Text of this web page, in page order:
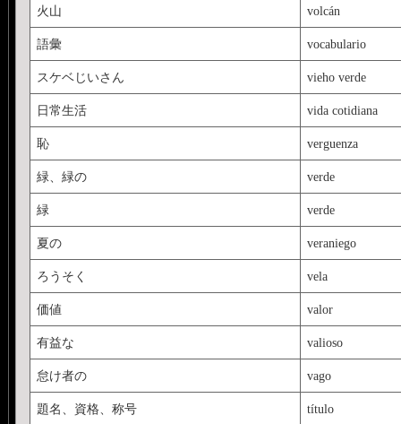
火山 volcán
語彙 vocabulario
スケベじいさん vieho verde
日常生活 vida cotidiana
恥 verguenza
緑、緑の verde
緑 verde
夏の veraniego
ろうそく vela
価値 valor
有益な valioso
怠け者の vago
題名、資格、称号 título